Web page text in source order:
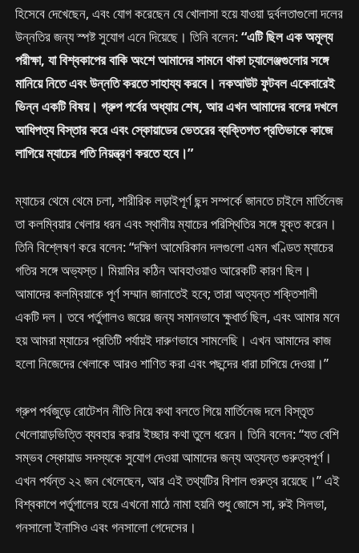
হিসেবে দেখেছেন, এবং যোগ করেছেন যে খোলাসা হয়ে যাওয়া দুর্বলতাগুলো দলের
উন্নতির জন্য স্পষ্ট সুযোগ এনে দিয়েছে। তিনি বলেন:“এটি ছিল এক অমূল্য
পরীক্ষা, যা বিশ্বকাপের বাকি অংশে আমাদের সামনে থাকা চ্যালেঞ্জগুলোর সঙ্গে
মানিয়ে নিতে এবং উন্নতি করতে সাহায্য করবে। নকআউট ফুটবল একেবারেই
ভিন্ন একটি বিষয়। গ্রুপ পর্বের অধ্যায় শেষ, আর এখন আমাদের বলের দখলে
আধিপত্য বিস্তার করে এবং স্কোয়াডের ভেতরের ব্যক্তিগত প্রতিভাকে কাজে
লাগিয়ে ম্যাচের গতি নিয়ন্ত্রণ করতে হবে।”
ম্যাচের থেমে থেমে চলা, শারীরিক লড়াইপূর্ণ ছন্দ সম্পর্কে জানতে চাইলে মার্তিনেজ
তা কলম্বিয়ার খেলার ধরন এবং স্থানীয় ম্যাচের পরিস্থিতির সঙ্গে যুক্ত করেন।
তিনি বিশ্লেষণ করে বলেন: “দক্ষিণ আমেরিকান দলগুলো এমন খণ্ডিত ম্যাচের
গতির সঙ্গে অভ্যস্ত। মিয়ামির কঠিন আবহাওয়াও আরেকটি কারণ ছিল।
আমাদের কলম্বিয়াকে পূর্ণ সম্মান জানাতেই হবে; তারা অত্যন্ত শক্তিশালী
একটি দল। তবে পর্তুগালও জয়ের জন্য সমানভাবে ক্ষুধার্ত ছিল, এবং আমার মনে
হয় আমরা ম্যাচের প্রতিটি পর্যায়ই দারুণভাবে সামলেছি। এখন আমাদের কাজ
হলো নিজেদের খেলাকে আরও শাণিত করা এবং পছন্দের ধারা চাপিয়ে দেওয়া।”
গ্রুপ পর্বজুড়ে রোটেশন নীতি নিয়ে কথা বলতে গিয়ে মার্তিনেজ দলে বিস্তৃত
খেলোয়াড়ভিত্তি ব্যবহার করার ইচ্ছার কথা তুলে ধরেন। তিনি বলেন: “যত বেশি
সম্ভব স্কোয়াড সদস্যকে সুযোগ দেওয়া আমাদের জন্য অত্যন্ত গুরুত্বপূর্ণ।
এখন পর্যন্ত ২২ জন খেলেছেন, আর এই তথ্যটির বিশাল গুরুত্ব রয়েছে।” এই
বিশ্বকাপে পর্তুগালের হয়ে এখনো মাঠে নামা হয়নি শুধু জোসে সা, রুই সিলভা,
গনসালো ইনাসিও এবং গনসালো গেদেসের।